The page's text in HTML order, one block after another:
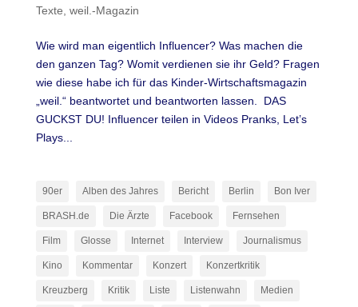
Texte, weil.-Magazin
Wie wird man eigentlich Influencer? Was machen die
den ganzen Tag? Womit verdienen sie ihr Geld? Fragen
wie diese habe ich für das Kinder-Wirtschaftsmagazin
„weil.“ beantwortet und beantworten lassen. DAS
GUCKST DU! Influencer teilen in Videos Pranks, Let’s
Plays...
90er Alben des Jahres Bericht Berlin Bon Iver
BRASH.de Die Ärzte Facebook Fernsehen
Film Glosse Internet Interview Journalismus
Kino Kommentar Konzert Konzertkritik
Kreuzberg Kritik Liste Listenwahn Medien